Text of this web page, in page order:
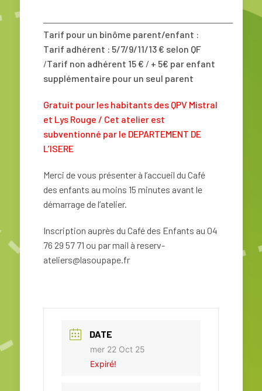
Tarif pour un binôme parent/enfant :
Tarif adhérent : 5/7/9/11/13 € selon QF
/Tarif non adhérent 15 € / + 5€ par enfant
supplémentaire pour un seul parent
Gratuit pour les habitants des QPV Mistral
et Lys Rouge / Cet atelier est
subventionné par le DEPARTEMENT DE
L’ISERE
Merci de vous présenter à l’accueil du Café
des enfants au moins 15 minutes avant le
démarrage de l’atelier.
Inscription auprès du Café des Enfants au 04
76 29 57 71 ou par mail à reserv-
ateliers@lasoupape.fr
DATE
mer 22 Oct 25
Expiré!